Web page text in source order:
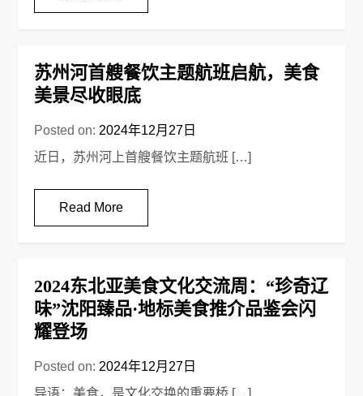
苏州河首艘餐饮主题航班启航，美食
美景尽收眼底
Posted on: 2024年12月27日
近日，苏州河上首艘餐饮主题航班 […]
Read More
2024东北亚美食文化交流周：“珍奇辽
味”沈阳臻品·地标美食推介品鉴会闪
耀登场
Posted on: 2024年12月27日
导语：美食，是文化交换的重要桥 […]